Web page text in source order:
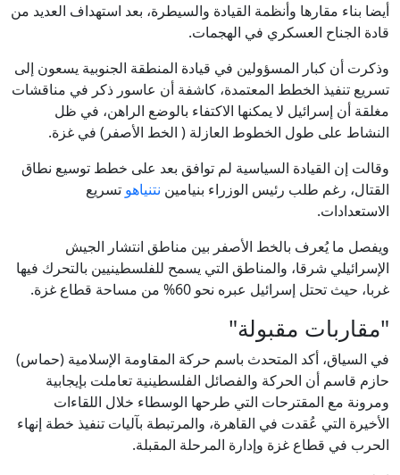
أيضا بناء مقارها وأنظمة القيادة والسيطرة، بعد استهداف العديد من
قادة الجناح العسكري في الهجمات.
وذكرت أن كبار المسؤولين في قيادة المنطقة الجنوبية يسعون إلى
تسريع تنفيذ الخطط المعتمدة، كاشفة أن عاسور ذكر في مناقشات
مغلقة أن إسرائيل لا يمكنها الاكتفاء بالوضع الراهن، في ظل
النشاط على طول الخطوط العازلة ( الخط الأصفر) في غزة.
وقالت إن القيادة السياسية لم توافق بعد على خطط توسيع نطاق
القتال، رغم طلب رئيس الوزراء بنيامين نتنياهو تسريع
الاستعدادات.
ويفصل ما يُعرف بالخط الأصفر بين مناطق انتشار الجيش
الإسرائيلي شرقا، والمناطق التي يسمح للفلسطينيين بالتحرك فيها
غربا، حيث تحتل إسرائيل عبره نحو 60% من مساحة قطاع غزة.
"مقاربات مقبولة"
في السياق، أكد المتحدث باسم حركة المقاومة الإسلامية (حماس)
حازم قاسم أن الحركة والفصائل الفلسطينية تعاملت بإيجابية
ومرونة مع المقترحات التي طرحها الوسطاء خلال اللقاءات
الأخيرة التي عُقدت في القاهرة، والمرتبطة بآليات تنفيذ خطة إنهاء
الحرب في قطاع غزة وإدارة المرحلة المقبلة.